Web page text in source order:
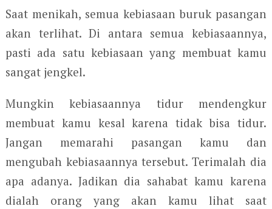
Saat menikah, semua kebiasaan buruk pasangan
akan terlihat. Di antara semua kebiasaannya,
pasti ada satu kebiasaan yang membuat kamu
sangat jengkel.
Mungkin kebiasaannya tidur mendengkur
membuat kamu kesal karena tidak bisa tidur.
Jangan memarahi pasangan kamu dan
mengubah kebiasaannya tersebut. Terimalah dia
apa adanya. Jadikan dia sahabat kamu karena
dialah orang yang akan kamu lihat saat